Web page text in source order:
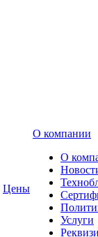
Цены
О компании
О
Услуги